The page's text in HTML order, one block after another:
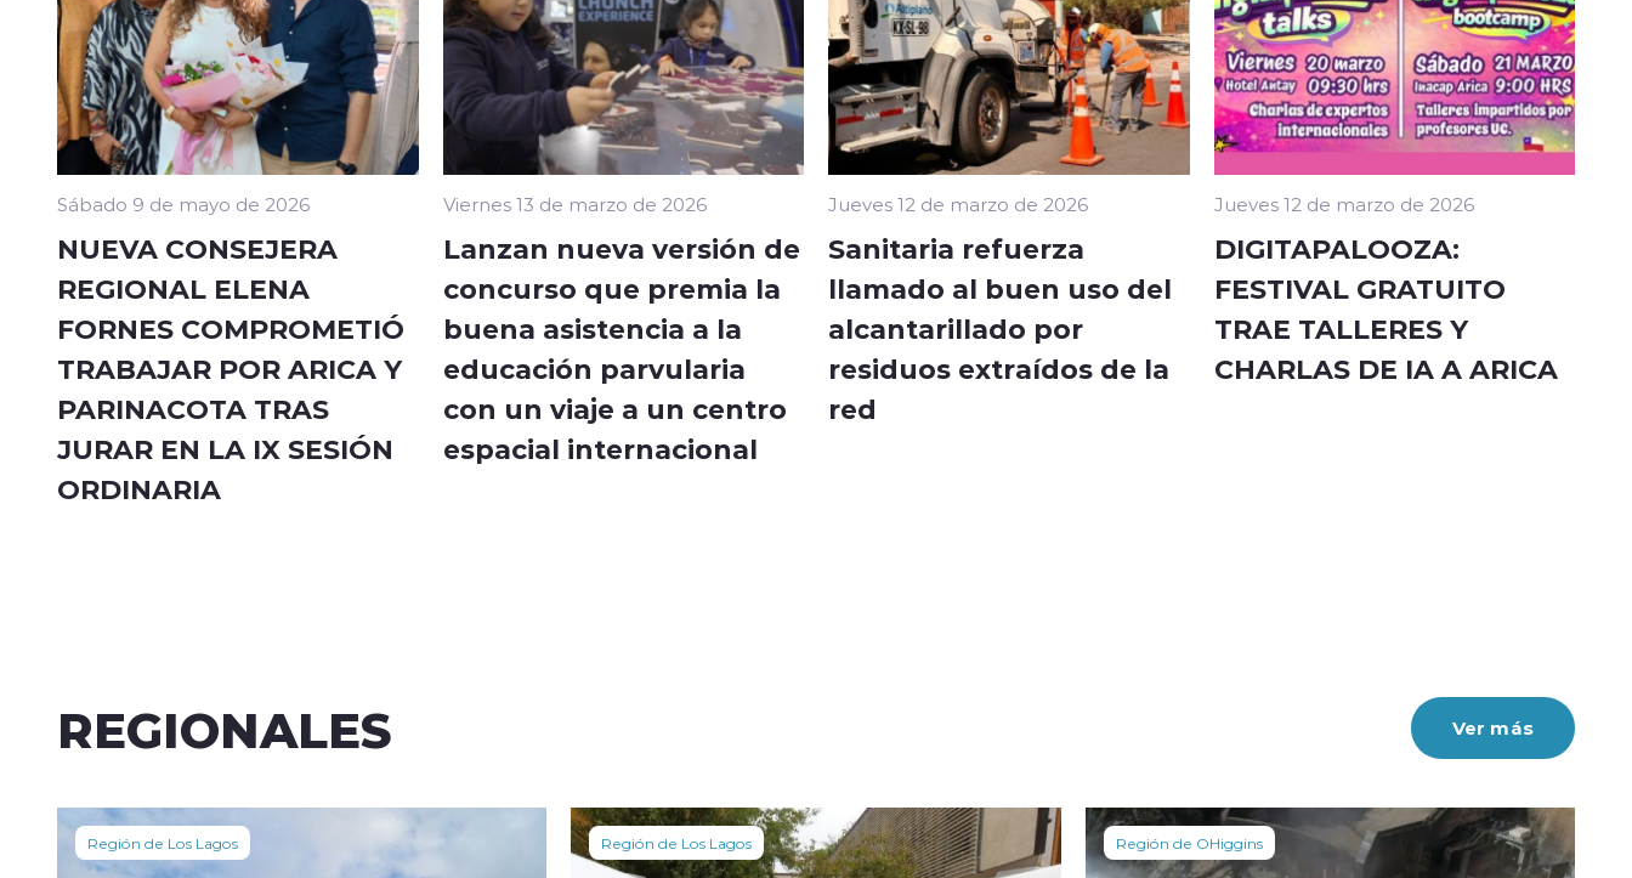
Sábado 9 de mayo de 2026
NUEVA CONSEJERA
REGIONAL ELENA
FORNES COMPROMETIÓ
TRABAJAR POR ARICA Y
PARINACOTA TRAS
JURAR EN LA IX SESIÓN
ORDINARIA
Viernes 13 de marzo de 2026
Lanzan nueva versión de
concurso que premia la
buena asistencia a la
educación parvularia
con un viaje a un centro
espacial internacional
Jueves 12 de marzo de 2026
Sanitaria refuerza
llamado al buen uso del
alcantarillado por
residuos extraídos de la
red
Jueves 12 de marzo de 2026
DIGITAPALOOZA:
FESTIVAL GRATUITO
TRAE TALLERES Y
CHARLAS DE IA A ARICA
REGIONALES Ver más
Región de Los Lagos Región de Los Lagos Región de OHiggins